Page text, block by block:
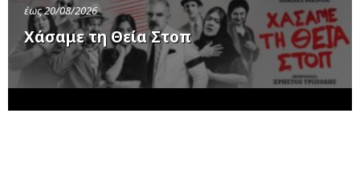
έως 20/08/2026
Χάσαμε τη Θεία Στοπ